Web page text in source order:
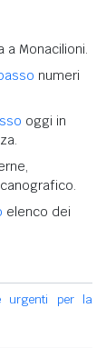
a Monacilioni.
numeri
oggi in
elenco dei
urgenti per la